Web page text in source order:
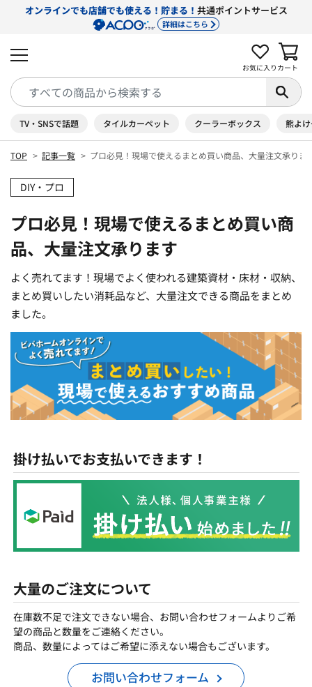
オンラインでも店舗でも使える！貯まる！ 共通ポイントサービス
詳細はこちら
お気に入り カート
TV・SNSで話題 タイルカーペット クーラーボックス 熊よ
TOP 記事一覧 プロ必見！現場で使えるまとめ買い商品、大量注文承りま
DIY・プロ
プロ必見！現場で使えるまとめ買い商
品、大量注文承ります
よく売れてます！現場でよく使われる建築資材・床材・収納、
まとめ買いしたい消耗品など、大量注文できる商品をまとめ
ました。
掛け払いでお支払いできます！
大量のご注文について
在庫数不足で注文できない場合、お問い合わせフォームよりご希
望の商品と数量をご連絡ください。
商品、数量によってはご希望に添えない場合もございます。
お問い合わせフォーム